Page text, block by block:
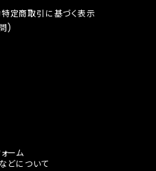
特定商取引に基づく表示
)
ーム
どについて